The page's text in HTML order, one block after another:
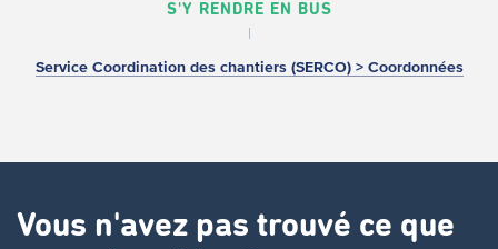
S'Y RENDRE EN BUS
Service Coordination des chantiers (SERCO) > Coordonnées
Vous n'avez pas trouvé ce que